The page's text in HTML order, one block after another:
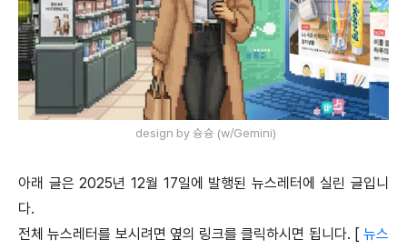
design by 슝슝 (w/Gemini)
아래 글은 2025년 12월 17일에 발행된 뉴스레터에 실린 글입니
다.
전체 뉴스레터를 보시려면 옆의 링크를 클릭하시면 됩니다. [ 뉴스